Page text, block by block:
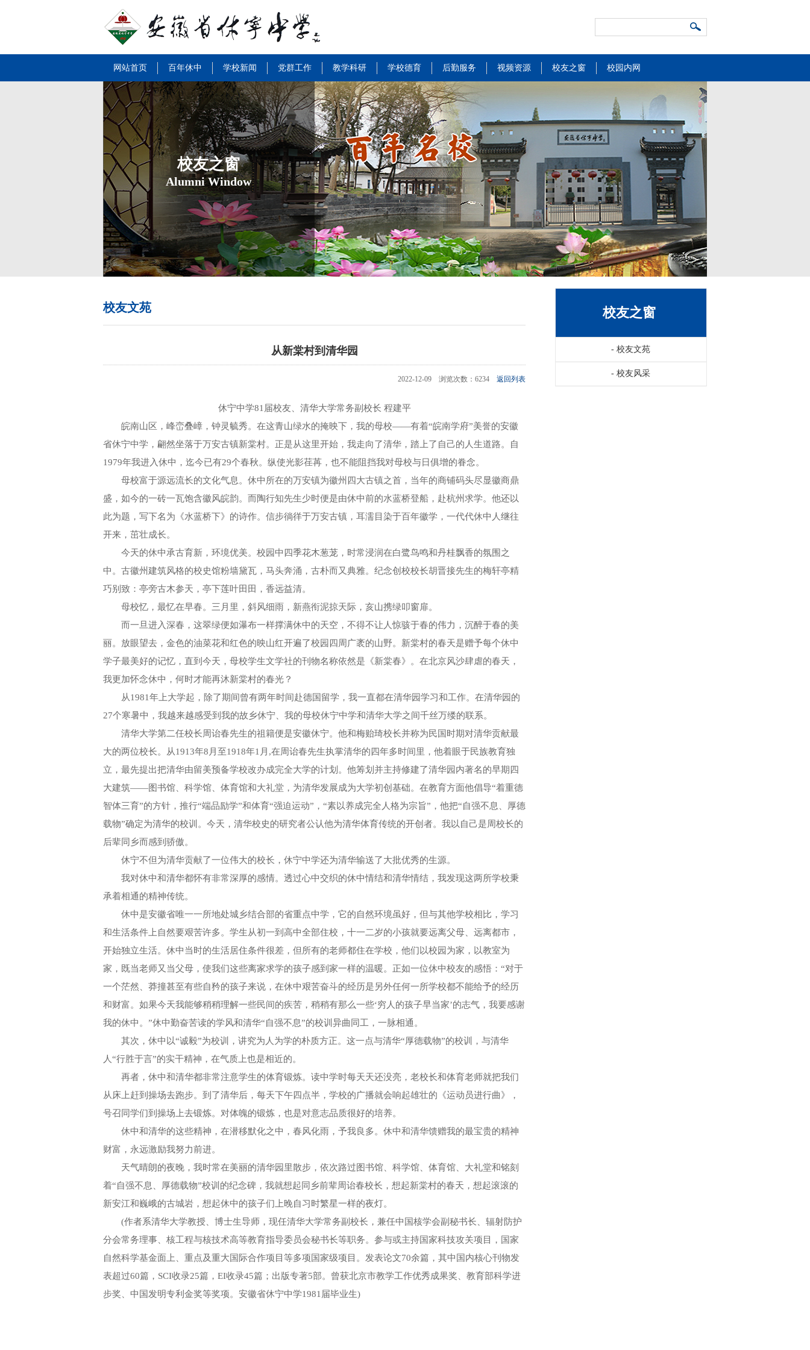
网站首页 百年休中 学校新闻 党群工作 教学科研 学校德育 后勤服务 视频资源 校友之窗 校园内网
校友之窗
Alumni Window
校友之窗
-校友文苑
-校友风采
校友文苑
从新棠村到清华园
2022-12-09 浏览次数：6234返回列表
休宁中学81届校友、清华大学常务副校长 程建平
皖南山区，峰峦叠嶂，钟灵毓秀。在这青山绿水的掩映下，我的母校――有着“皖南学府”美誉的安徽
省休宁中学，翩然坐落于万安古镇新棠村。正是从这里开始，我走向了清华，踏上了自己的人生道路。自
1979年我进入休中，迄今已有29个春秋。纵使光影荏苒，也不能阻挡我对母校与日俱增的眷念。
母校富于源远流长的文化气息。休中所在的万安镇为徽州四大古镇之首，当年的商铺码头尽显徽商鼎
盛，如今的一砖一瓦饱含徽风皖韵。而陶行知先生少时便是由休中前的水蓝桥登船，赴杭州求学。他还以
此为题，写下名为《水蓝桥下》的诗作。信步徜徉于万安古镇，耳濡目染于百年徽学，一代代休中人继往
开来，茁壮成长。
今天的休中承古育新，环境优美。校园中四季花木葱茏，时常浸润在白鹭鸟鸣和丹桂飘香的氛围之
中。古徽州建筑风格的校史馆粉墙黛瓦，马头奔涌，古朴而又典雅。纪念创校校长胡晋接先生的梅轩亭精
巧别致：亭旁古木参天，亭下莲叶田田，香远益清。
母校忆，最忆在早春。三月里，斜风细雨，新燕衔泥掠天际，亥山携绿叩窗扉。
而一旦进入深春，这翠绿便如瀑布一样撑满休中的天空，不得不让人惊骇于春的伟力，沉醉于春的美
丽。放眼望去，金色的油菜花和红色的映山红开遍了校园四周广袤的山野。新棠村的春天是赠予每个休中
学子最美好的记忆，直到今天，母校学生文学社的刊物名称依然是《新棠春》。在北京风沙肆虐的春天，
我更加怀念休中，何时才能再沐新棠村的春光？
从1981年上大学起，除了期间曾有两年时间赴德国留学，我一直都在清华园学习和工作。在清华园的
27个寒暑中，我越来越感受到我的故乡休宁、我的母校休宁中学和清华大学之间千丝万缕的联系。
清华大学第二任校长周诒春先生的祖籍便是安徽休宁。他和梅贻琦校长并称为民国时期对清华贡献最
大的两位校长。从1913年8月至1918年1月,在周诒春先生执掌清华的四年多时间里，他着眼于民族教育独
立，最先提出把清华由留美预备学校改办成完全大学的计划。他筹划并主持修建了清华园内著名的早期四
大建筑——图书馆、科学馆、体育馆和大礼堂，为清华发展成为大学初创基础。在教育方面他倡导“着重德
智体三育”的方针，推行“端品励学”和体育“强迫运动”，“素以养成完全人格为宗旨”，他把“自强不息、厚德
载物”确定为清华的校训。今天，清华校史的研究者公认他为清华体育传统的开创者。我以自己是周校长的
后辈同乡而感到骄傲。
休宁不但为清华贡献了一位伟大的校长，休宁中学还为清华输送了大批优秀的生源。
我对休中和清华都怀有非常深厚的感情。透过心中交织的休中情结和清华情结，我发现这两所学校秉
承着相通的精神传统。
休中是安徽省唯一一所地处城乡结合部的省重点中学，它的自然环境虽好，但与其他学校相比，学习
和生活条件上自然要艰苦许多。学生从初一到高中全部住校，十一二岁的小孩就要远离父母、远离都市，
开始独立生活。休中当时的生活居住条件很差，但所有的老师都住在学校，他们以校园为家，以教室为
家，既当老师又当父母，使我们这些离家求学的孩子感到家一样的温暖。正如一位休中校友的感悟：“对于
一个茫然、莽撞甚至有些自矜的孩子来说，在休中艰苦奋斗的经历是另外任何一所学校都不能给予的经历
和财富。如果今天我能够稍稍理解一些民间的疾苦，稍稍有那么一些‘穷人的孩子早当家’的志气，我要感谢
我的休中。”休中勤奋苦读的学风和清华“自强不息”的校训异曲同工，一脉相通。
其次，休中以“诚毅”为校训，讲究为人为学的朴质方正。这一点与清华“厚德载物”的校训，与清华
人“行胜于言”的实干精神，在气质上也是相近的。
再者，休中和清华都非常注意学生的体育锻炼。读中学时每天天还没亮，老校长和体育老师就把我们
从床上赶到操场去跑步。到了清华后，每天下午四点半，学校的广播就会响起雄壮的《运动员进行曲》，
号召同学们到操场上去锻炼。对体魄的锻炼，也是对意志品质很好的培养。
休中和清华的这些精神，在潜移默化之中，春风化雨，予我良多。休中和清华馈赠我的最宝贵的精神
财富，永远激励我努力前进。
天气晴朗的夜晚，我时常在美丽的清华园里散步，依次路过图书馆、科学馆、体育馆、大礼堂和铭刻
着“自强不息、厚德载物”校训的纪念碑，我就想起同乡前辈周诒春校长，想起新棠村的春天，想起滚滚的
新安江和巍峨的古城岩，想起休中的孩子们上晚自习时繁星一样的夜灯。
(作者系清华大学教授、博士生导师，现任清华大学常务副校长，兼任中国核学会副秘书长、辐射防护
分会常务理事、核工程与核技术高等教育指导委员会秘书长等职务。参与或主持国家科技攻关项目，国家
自然科学基金面上、重点及重大国际合作项目等多项国家级项目。发表论文70余篇，其中国内核心刊物发
表超过60篇，SCI收录25篇，EI收录45篇；出版专著5部。曾获北京市教学工作优秀成果奖、教育部科学进
步奖、中国发明专利金奖等奖项。安徽省休宁中学1981届毕业生)